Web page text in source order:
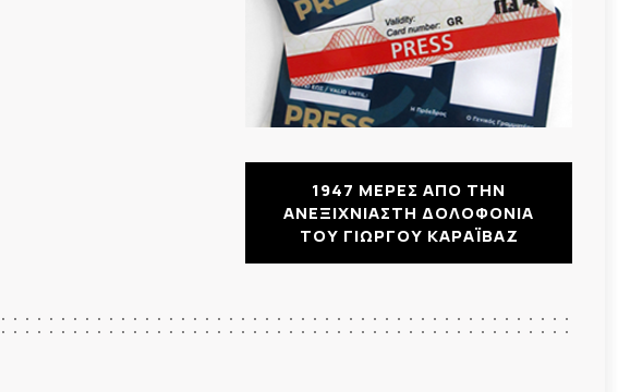
1947 ΜΕΡΕΣ ΑΠΟ ΤΗΝ
ΑΝΕΞΙΧΝΙΑΣΤΗ ΔΟΛΟΦΟΝΙΑ
ΤΟΥ ΓΙΩΡΓΟΥ ΚΑΡΑΪΒΑΖ